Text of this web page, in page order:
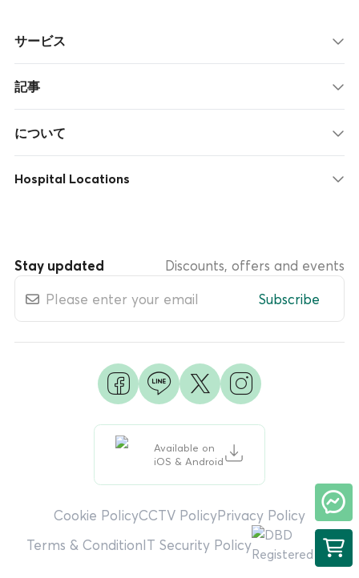
サービス
記事
について
Hospital Locations
Available on
iOS & Android
Stay updated
Discounts, offers and events
Subscribe
Cookie PolicyCCTV PolicyPrivacy Policy
Terms & ConditionIT Security Policy